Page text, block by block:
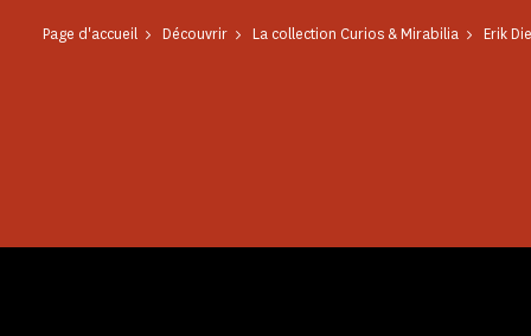
Page d'accueil Découvrir La collection Curios & Mirabilia Erik